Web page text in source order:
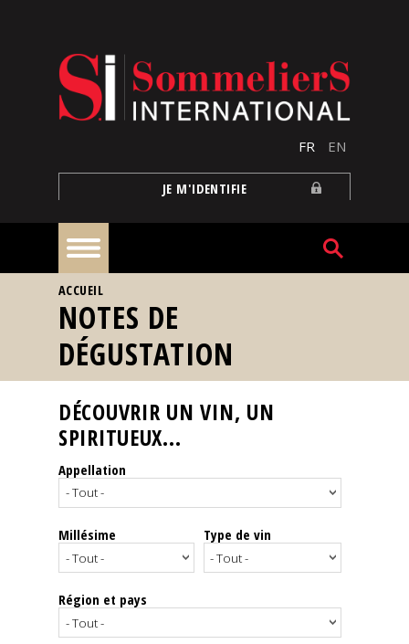
FR EN
JE M'IDENTIFIE
À
la
une
Reportages
Nos
Spiritueux
Notes
dégustation
VOUS ÊTES ICI
ACCUEIL
NOTES DE
DÉGUSTATION
DÉCOUVRIR UN VIN, UN
SPIRITUEUX...
Appellation
Millésime Type de vin
Région et pays